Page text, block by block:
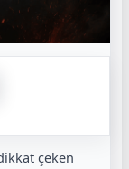
çeken